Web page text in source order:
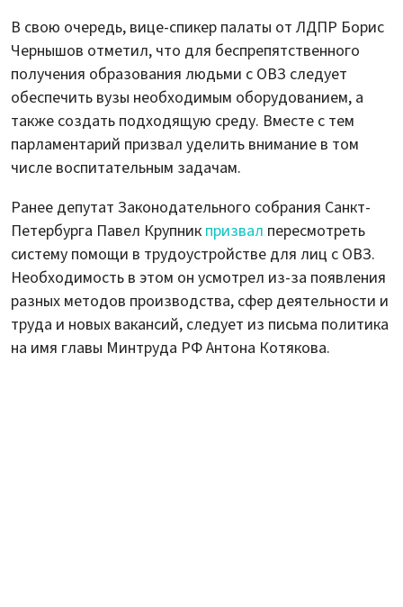
В свою очередь, вице-спикер палаты от ЛДПР Борис
Чернышов отметил, что для беспрепятственного
получения образования людьми с ОВЗ следует
обеспечить вузы необходимым оборудованием, а
также создать подходящую среду. Вместе с тем
парламентарий призвал уделить внимание в том
числе воспитательным задачам.
Ранее депутат Законодательного собрания Санкт-
Петербурга Павел Крупник призвал пересмотреть
систему помощи в трудоустройстве для лиц с ОВЗ.
Необходимость в этом он усмотрел из-за появления
разных методов производства, сфер деятельности и
труда и новых вакансий, следует из письма политика
на имя главы Минтруда РФ Антона Котякова.